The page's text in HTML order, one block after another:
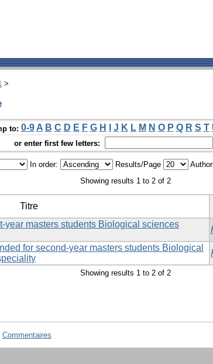
>
to: 0-9 A B C D E F G H J K L M N O P Q R S T
or enter first few letters:
In order: Results/Page
Showing results 1 to 2 of 2
Titre
year masters students Biological sciences
for second-year masters students Biological
Showing results 1 to 2 of 2
Commentaires